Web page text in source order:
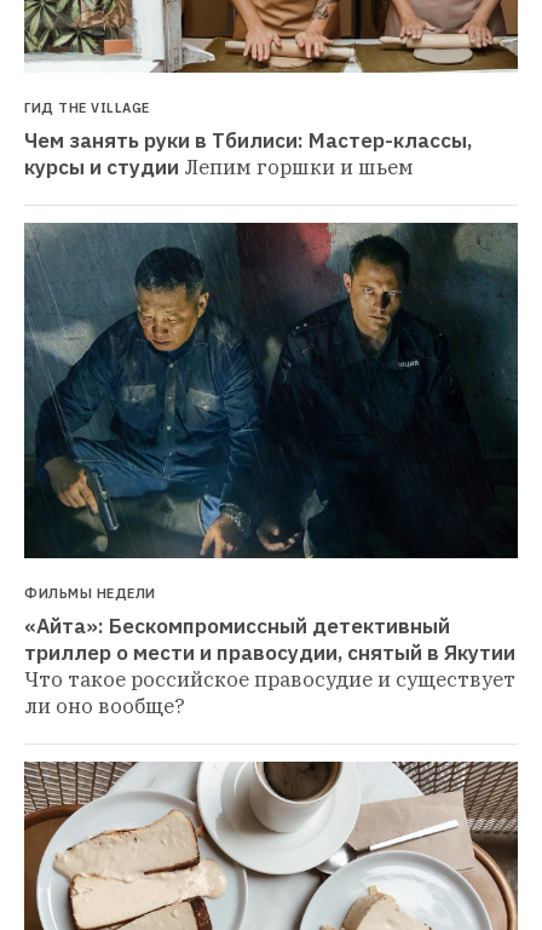
ГИД THE VILLAGE
Чем занять руки в Тбилиси: Мастер-классы,
курсы и студии Лепим горшки и шьем
ФИЛЬМЫ НЕДЕЛИ
«Айта»: Бескомпромиссный детективный
триллер о мести и правосудии, снятый в Якутии
Что такое российское правосудие и существует
ли оно вообще?